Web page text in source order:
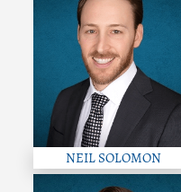
NEIL SOLOMON